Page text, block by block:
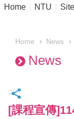
Home NTU
Home News
News
:::
[課程宣傳